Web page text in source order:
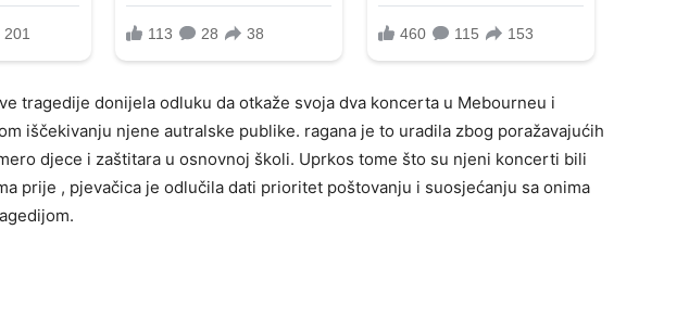
tragedije donijela odluku da otkaže svoja dva koncerta u Mebourneu i
iščekivanju njene autralske publike. ragana je to uradila zbog poražavajućih
djece i zaštitara u osnovnoj školi. Uprkos tome što su njeni koncerti bili
prije , pjevačica je odlučila dati prioritet poštovanju i suosjećanju sa onima